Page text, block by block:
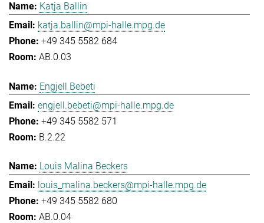
Katja Ballin
katja.ballin@mpi-halle.mpg.de
+49 345 5582 684
AB.0.03
Engjell Bebeti
engjell.bebeti@mpi-halle.mpg.de
+49 345 5582 571
B.2.22
Louis Malina Beckers
louis_malina.beckers@mpi-halle.mpg.de
+49 345 5582 680
AB.0.04